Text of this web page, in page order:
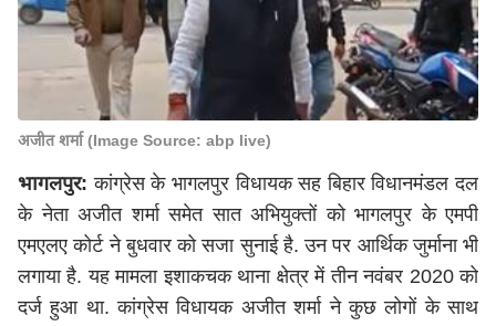
अजीत शर्मा (Image Source: abp live)
भागलपुर: कांग्रेस के भागलपुर विधायक सह बिहार विधानमंडल दल
के नेता अजीत शर्मा समेत सात अभियुक्तों को भागलपुर के एमपी
एमएलए कोर्ट ने बुधवार को सजा सुनाई है. उन पर आर्थिक जुर्माना भी
लगाया है. यह मामला इशाकचक थाना क्षेत्र में तीन नवंबर 2020 को
दर्ज हुआ था. कांग्रेस विधायक अजीत शर्मा ने कुछ लोगों के साथ